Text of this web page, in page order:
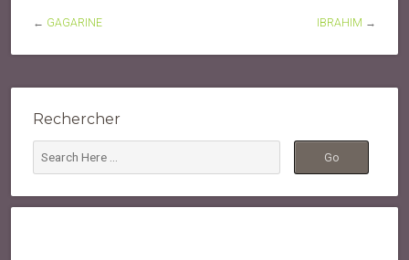
← GAGARINE IBRAHIM →
Rechercher